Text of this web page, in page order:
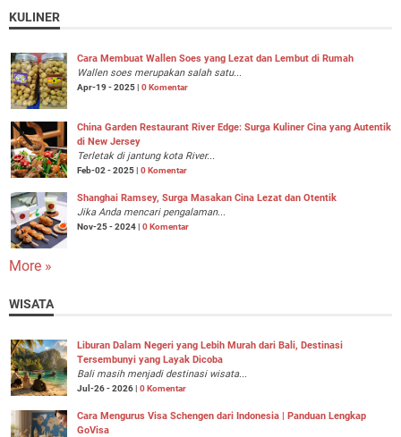
KULINER
Cara Membuat Wallen Soes yang Lezat dan Lembut di Rumah
Wallen soes merupakan salah satu...
Apr-19 - 2025 | 0 Komentar
China Garden Restaurant River Edge: Surga Kuliner Cina yang Autentik
di New Jersey
Terletak di jantung kota River...
Feb-02 - 2025 | 0 Komentar
Shanghai Ramsey, Surga Masakan Cina Lezat dan Otentik
Jika Anda mencari pengalaman...
Nov-25 - 2024 | 0 Komentar
More »
WISATA
Liburan Dalam Negeri yang Lebih Murah dari Bali, Destinasi
Tersembunyi yang Layak Dicoba
Bali masih menjadi destinasi wisata...
Jul-26 - 2026 | 0 Komentar
Cara Mengurus Visa Schengen dari Indonesia | Panduan Lengkap
GoVisa